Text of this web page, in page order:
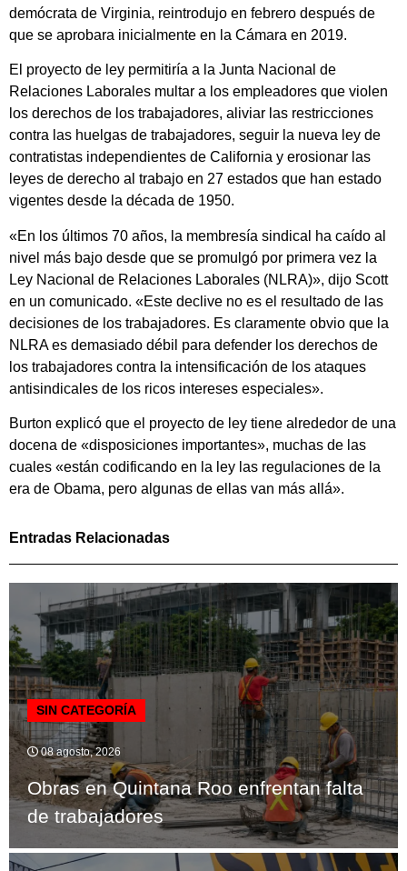
demócrata de Virginia, reintrodujo en febrero después de
que se aprobara inicialmente en la Cámara en 2019.
El proyecto de ley permitiría a la Junta Nacional de
Relaciones Laborales multar a los empleadores que violen
los derechos de los trabajadores, aliviar las restricciones
contra las huelgas de trabajadores, seguir la nueva ley de
contratistas independientes de California y erosionar las
leyes de derecho al trabajo en 27 estados que han estado
vigentes desde la década de 1950.
«En los últimos 70 años, la membresía sindical ha caído al
nivel más bajo desde que se promulgó por primera vez la
Ley Nacional de Relaciones Laborales (NLRA)», dijo Scott
en un comunicado. «Este declive no es el resultado de las
decisiones de los trabajadores. Es claramente obvio que la
NLRA es demasiado débil para defender los derechos de
los trabajadores contra la intensificación de los ataques
antisindicales de los ricos intereses especiales».
Burton explicó que el proyecto de ley tiene alrededor de una
docena de «disposiciones importantes», muchas de las
cuales «están codificando en la ley las regulaciones de la
era de Obama, pero algunas de ellas van más allá».
Entradas Relacionadas
SIN CATEGORÍA
08 agosto, 2026
Obras en Quintana Roo enfrentan falta
de trabajadores